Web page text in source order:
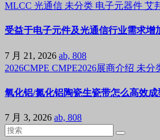
MLCC 光通信 未分类 电子元器件 艾
受益于电子元件及光通信行业需求增
7 月 21, 2026 ab, 808
2026CMPE CMPE2026展商介绍 未分
氧化铝/氮化铝陶瓷生瓷带怎么高效
7 月 3, 2026 ab, 808